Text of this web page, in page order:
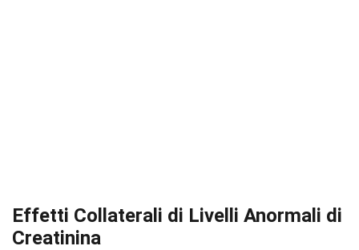
Effetti Collaterali di Livelli Anormali di
Creatinina